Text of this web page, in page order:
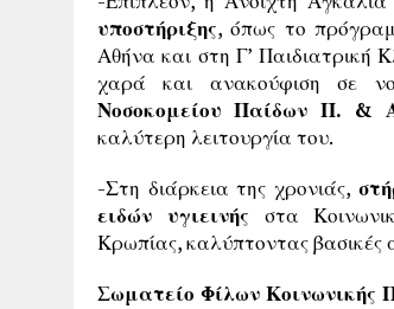
υποστήριξης, όπως το
Αθήνα και στη Γ’ Παιδιατρική
χαρά και ανακούφιση σε
Νοσοκομείου Παίδων Π. &
καλύτερη λειτουργία του.
-Στη διάρκεια της χρονιάς,
ειδών υγιεινής στα
Κρωπίας, καλύπτοντας βασικές
Σωματείο Φίλων Κοινωνικής